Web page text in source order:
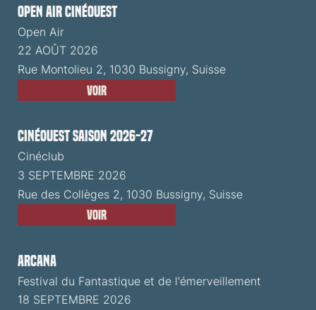
Open Air CinéOuest
Open Air
22 AOÛT 2026
Rue Montolieu 2, 1030 Bussigny, Suisse
Voir
CinéOuest Saison 2026-27
Cinéclub
3 SEPTEMBRE 2026
Rue des Collèges 2, 1030 Bussigny, Suisse
Voir
ARCANA
Festival du Fantastique et de l'émerveillement
18 SEPTEMBRE 2026